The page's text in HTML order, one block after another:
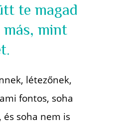
te magad
más, mint
létezőnek,
fontos, soha
soha nem is